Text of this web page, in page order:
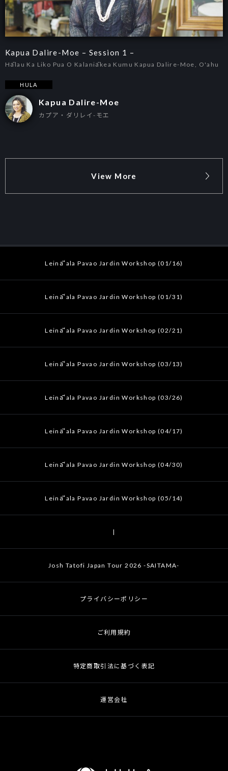
Kapua Dalire-Moe – Session 1 –
Hālau Ka Liko Pua O Kalaniākea Kumu Kapua Dalire-Moe, O'ahu
HULA
Kapua Dalire-Moe
カプア・ダリレイ-モエ
View More
Leināʻala Pavao Jardin Workshop (01/16)
Leināʻala Pavao Jardin Workshop (01/31)
Leināʻala Pavao Jardin Workshop (02/21)
Leināʻala Pavao Jardin Workshop (03/13)
Leināʻala Pavao Jardin Workshop (03/26)
Leināʻala Pavao Jardin Workshop (04/17)
Leināʻala Pavao Jardin Workshop (04/30)
Leināʻala Pavao Jardin Workshop (05/14)
|
Josh Tatofi Japan Tour 2026 -SAITAMA-
プライバシーポリシー
ご利用規約
特定商取引法に基づく表記
運営会社